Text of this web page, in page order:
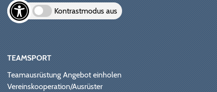
Kontrastmodus aus
TEAMSPORT
Teamausrüstung Angebot einholen
Vereinskooperation/Ausrüster